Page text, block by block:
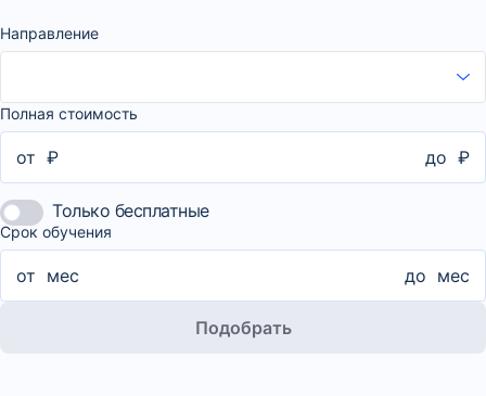
Направление
Полная стоимость
от ₽ до ₽
Только бесплатные
Срок обучения
от мес до мес
Подобрать